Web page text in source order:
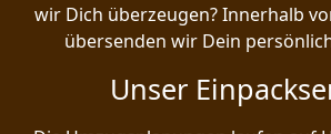
wir Dich überzeugen? Innerhalb
übersenden wir Dein
Unser